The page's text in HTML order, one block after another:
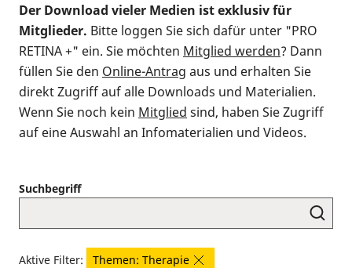
Der Download vieler Medien ist exklusiv für
Mitglieder. Bitte loggen Sie sich dafür unter "PRO
RETINA +" ein. Sie möchten Mitglied werden? Dann
füllen Sie den Online-Antrag aus und erhalten Sie
direkt Zugriff auf alle Downloads und Materialien.
Wenn Sie noch kein Mitglied sind, haben Sie Zugriff
auf eine Auswahl an Infomaterialien und Videos.
Suchbegriff
Aktive Filter:
Themen: Therapie